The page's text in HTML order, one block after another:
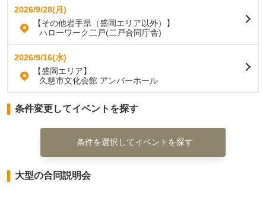
2026/9/28(月)
【その他岩手県（盛岡エリア以外）】
ハローワーク二戸(二戸合同庁舎)
2026/9/16(水)
【盛岡エリア】
久慈市文化会館 アンバーホール
条件変更してイベントを探す
条件を選択してイベントを探す
大型の合同説明会